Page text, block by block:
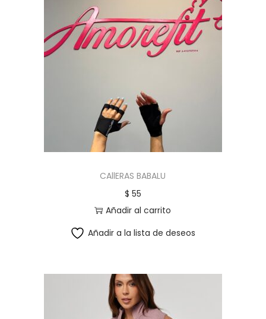
CAllERAS BABALU
$ 55
Añadir al carrito
Añadir a la lista de deseos